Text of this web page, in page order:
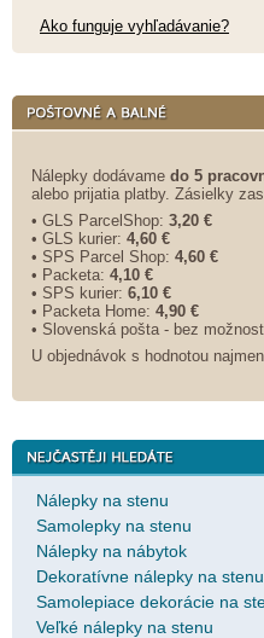
Ako funguje vyhľadávanie?
Nálepky dodávame do 5
alebo prijatia platby. Zásielky
• GLS ParcelShop: 3,20 €
• GLS kurier: 4,60 €
• SPS Parcel Shop: 4,60 €
• Packeta: 4,10 €
• SPS kurier: 6,10 €
• Packeta Home: 4,90 €
• Slovenská pošta - bez
U objednávok s hodnotou
Nálepky na stenu
Samolepky na stenu
Nálepky na nábytok
Dekoratívne nálepky na stenu
Samolepiace dekorácie na
Veľké nálepky na stenu